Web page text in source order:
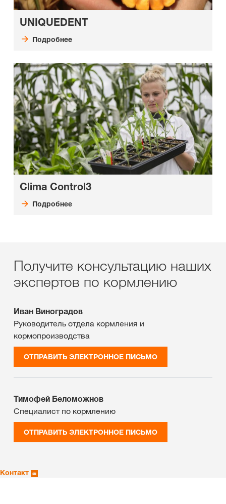
UNIQUEDENT
Подробнее
Clima Control3
Подробнее
Получите консультацию наших
экспертов по кормлению
Иван Виноградов
Руководитель отдела кормления и
кормопроизводства
ОТПРАВИТЬ ЭЛЕКТРОННОЕ ПИСЬМО
Тимофей Беломожнов
Специалист по кормлению
ОТПРАВИТЬ ЭЛЕКТРОННОЕ ПИСЬМО
Контакт